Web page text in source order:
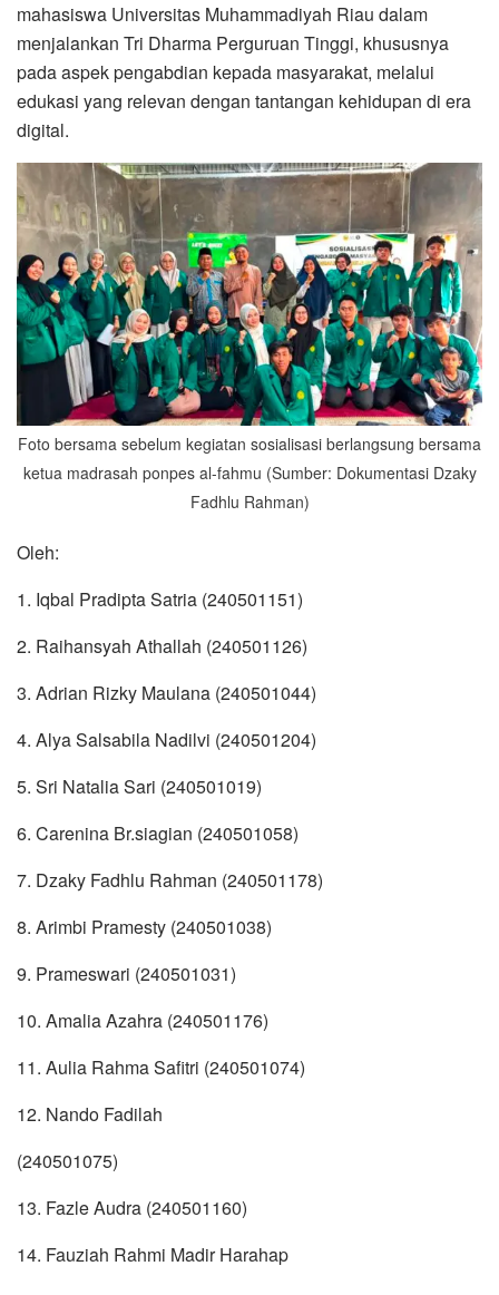
mahasiswa Universitas Muhammadiyah Riau dalam
menjalankan Tri Dharma Perguruan Tinggi, khususnya
pada aspek pengabdian kepada masyarakat, melalui
edukasi yang relevan dengan tantangan kehidupan di era
digital.
Foto bersama sebelum kegiatan sosialisasi berlangsung bersama
ketua madrasah ponpes al-fahmu (Sumber: Dokumentasi Dzaky
Fadhlu Rahman)
Oleh:
1. Iqbal Pradipta Satria (240501151)
2. Raihansyah Athallah (240501126)
3. Adrian Rizky Maulana (240501044)
4. Alya Salsabila Nadilvi (240501204)
5. Sri Natalia Sari (240501019)
6. ⁠Carenina Br.siagian (240501058)
7. Dzaky Fadhlu Rahman (240501178)
8. Arimbi Pramesty (240501038)
9. Prameswari (240501031)
10. Amalia Azahra (240501176)
11. Aulia Rahma Safitri (240501074)
12. ⁠Nando Fadilah
(240501075)
13. Fazle Audra (240501160)
14. Fauziah Rahmi Madir Harahap